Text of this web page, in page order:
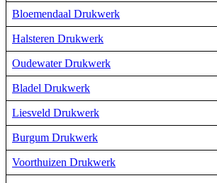
Bloemendaal Drukwerk
Halsteren Drukwerk
Oudewater Drukwerk
Bladel Drukwerk
Liesveld Drukwerk
Burgum Drukwerk
Voorthuizen Drukwerk